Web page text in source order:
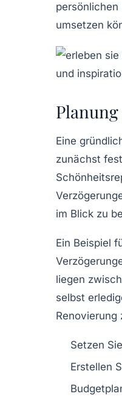
persönlichen
umsetzen
Eine
zunächst
im Blick zu
Ein Beispiel
liegen
selbst
Renovierung
Setzen
Erstellen